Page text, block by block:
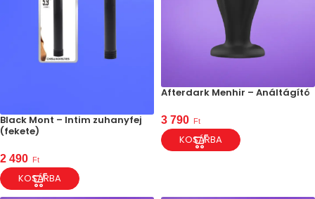
Black Mont – Intim zuhanyfej
(fekete)
2 490 Ft
KOSÁRBA
Afterdark Menhir – Análtágító
3 790 Ft
KOSÁRBA